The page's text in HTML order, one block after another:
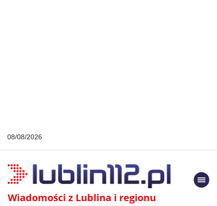
08/08/2026
Wiadomości z Lublina i regionu